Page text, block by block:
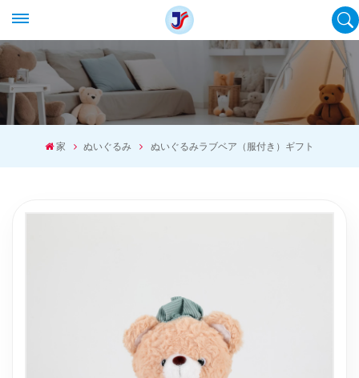
家 ぬいぐるみ ぬいぐるみラブベア（服付き）ギフト